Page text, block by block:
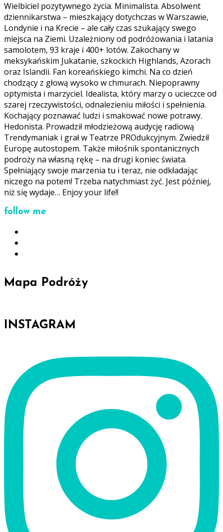
Wielbiciel pozytywnego życia. Minimalista. Absolwent
dziennikarstwa – mieszkający dotychczas w Warszawie,
Londynie i na Krecie – ale cały czas szukający swego
miejsca na Ziemi. Uzależniony od podróżowania i latania
samolotem, 93 kraje i 400+ lotów. Zakochany w
meksykańskim Jukatanie, szkockich Highlands, Azorach
oraz Islandii. Fan koreańskiego kimchi. Na co dzień
chodzący z głową wysoko w chmurach. Niepoprawny
optymista i marzyciel. Idealista, który marzy o ucieczce od
szarej rzeczywistości, odnalezieniu miłości i spełnienia.
Kochający poznawać ludzi i smakować nowe potrawy.
Hedonista. Prowadził młodzieżową audycję radiową
Trendymaniak i grał w Teatrze PROdukcyjnym. Zwiedził
Europę autostopem. Także miłośnik spontanicznych
podroży na własną rękę – na drugi koniec świata.
Spełniający swoje marzenia tu i teraz, nie odkładając
niczego na potem! Trzeba natychmiast żyć. Jest później,
niż się wydaje… Enjoy your life!!
follow me
Mapa Podróży
INSTAGRAM